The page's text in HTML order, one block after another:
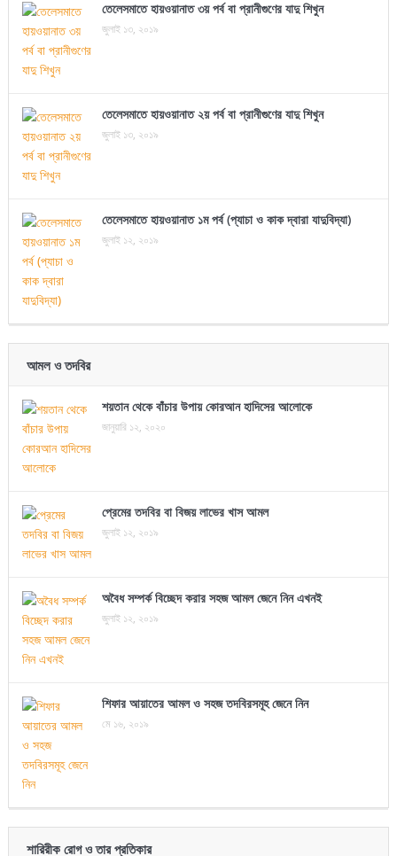
তেলেসমাতে হায়ওয়ানাত ৩য় পর্ব বা প্রানীগুণের যাদু শিখুন
জুলাই ১৩, ২০১৯
তেলেসমাতে হায়ওয়ানাত ২য় পর্ব বা প্রানীগুণের যাদু শিখুন
জুলাই ১৩, ২০১৯
তেলেসমাতে হায়ওয়ানাত ১ম পর্ব (প্যাচা ও কাক দ্বারা যাদুবিদ্যা)
জুলাই ১২, ২০১৯
আমল ও তদবির
শয়তান থেকে বাঁচার উপায় কোরআন হাদিসের আলোকে
জানুয়ারি ১২, ২০২০
প্রেমের তদবির বা বিজয় লাভের খাস আমল
জুলাই ১২, ২০১৯
অবৈধ সম্পর্ক বিচ্ছেদ করার সহজ আমল জেনে নিন এখনই
জুলাই ১২, ২০১৯
শিফার আয়াতের আমল ও সহজ তদবিরসমূহ জেনে নিন
মে ১৬, ২০১৯
শারিরীক রোগ ও তার প্রতিকার